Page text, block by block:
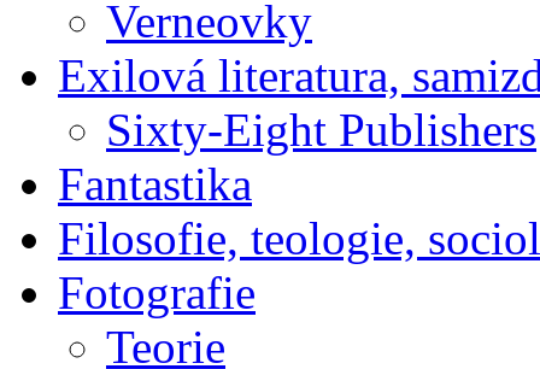
Verneovky
Exilová literatura,
Sixty-Eight Publishers
Fantastika
Filosofie, teologie,
Fotografie
Teorie